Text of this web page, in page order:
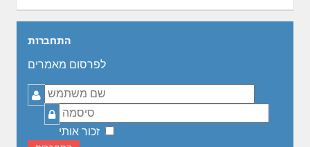
התחברות
לפרסום מאמרים
שם
משתמש
סיסמה
זכור אותי